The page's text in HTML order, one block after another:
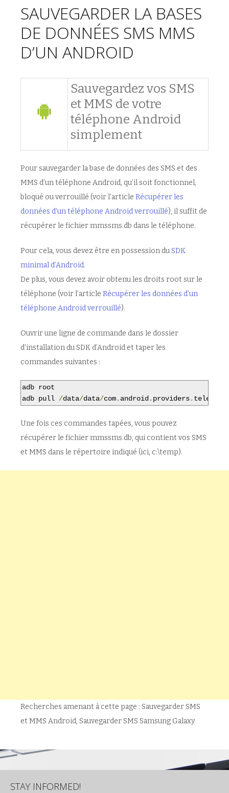
SAUVEGARDER LA BASES
DE DONNÉES SMS MMS
D’UN ANDROID
Sauvegardez vos SMS
et MMS de votre
téléphone Android
simplement
Pour sauvegarder la base de données des SMS et des
MMS d’un téléphone Android, qu’il soit fonctionnel,
bloqué ou verrouillé (voir l’article Récupérer les
données d’un téléphone Android verrouillé), il suffit de
récupérer le fichier mmssms.db dans le téléphone.
Pour cela, vous devez être en possession duSDK
minimal d’Android.
De plus, vous devez avoir obtenu les droits root sur le
téléphone (voir l’article Récupérer les données d’un
téléphone Android verrouillé).
Ouvrir une ligne de commande dans le dossier
d’installation du SDK d’Android et taper les
commandes suivantes :
adb root
adb pull /data/data/com. android . providers.
Une fois ces commandes tapées, vous pouvez
récupérer le fichier mmssms.db, qui contient vos SMS
et MMS dans le répertoire indiqué (ici, c:\temp).
Recherches amenant à cette page : Sauvegarder SMS
et MMS Android, Sauvegarder SMS Samsung Galaxy
STAY INFORMED!